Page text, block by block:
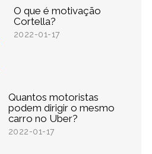
O que é motivação
Cortella?
2022-01-17
Quantos motoristas
podem dirigir o mesmo
carro no Uber?
2022-01-17